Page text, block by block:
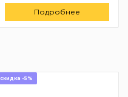
Подробнее
скидка -5%